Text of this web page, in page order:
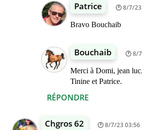
RÉPONDRE
Patrice 8/7/
Bravo Bouchaib
Bouchaib 8/
Merci à Domi, jean
Tinine et Patrice.
Chgros 62 8/7/23 03:56